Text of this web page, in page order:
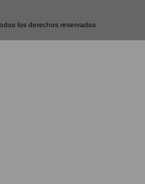
los derechos reservados